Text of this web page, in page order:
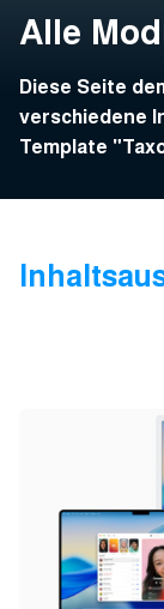
Alle
Diese Seite
verschiedene
Template